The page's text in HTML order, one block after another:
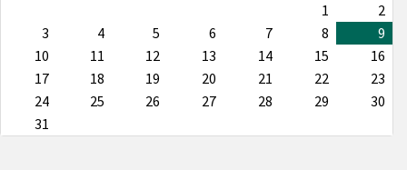
1
2
3
4 5 6 7 8
9
10
11 12 13 14 15
16
17
18 19 20 21 22
23
24
25 26 27 28 29
30
31